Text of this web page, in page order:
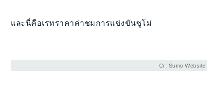
และนี่คือเรทราคาค่าชมการแข่งขันซูโม่
Cr: Sumo Website